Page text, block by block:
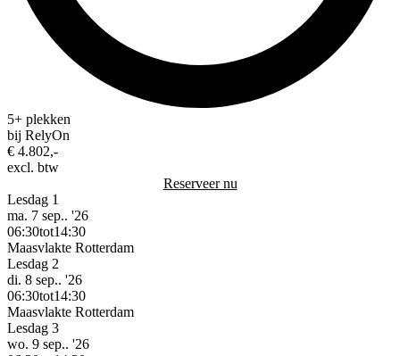
5+ plekken
bij RelyOn
€ 4.802,-
excl. btw
Reserveer nu
Lesdag 1
ma. 7 sep.. '26
06:30tot14:30
Maasvlakte Rotterdam
Lesdag 2
di. 8 sep.. '26
06:30tot14:30
Maasvlakte Rotterdam
Lesdag 3
wo. 9 sep.. '26